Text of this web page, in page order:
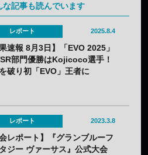
記事も読んでいます
レポート 2025.8.4
果速報 8月3日】「EVO 2025」
部門優勝はKojicoco選手！
破り初「EVO」王者に
レポート 2023.3.8
会レポート】『グランブルーフ
ジー ヴァーサス』公式大会